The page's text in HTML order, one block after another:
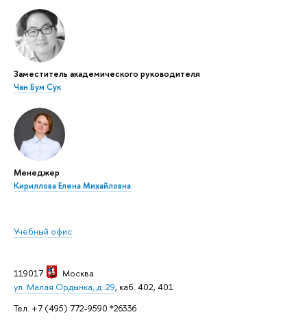
Заместитель академического руководителя
Чан Бум Сук
Менеджер
Кириллова Елена Михайловна
Учебный офис
119017
Москва
ул. Малая Ордынка, д. 29, каб. 402, 401
Тел. +7 (495) 772-9590 *26336